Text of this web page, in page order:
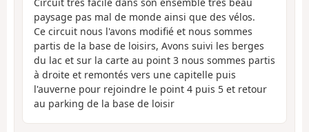
Circuit très facile dans son ensemble très beau
paysage pas mal de monde ainsi que des vélos.
Ce circuit nous l'avons modifié et nous sommes
partis de la base de loisirs, Avons suivi les berges
du lac et sur la carte au point 3 nous sommes partis
à droite et remontés vers une capitelle puis
l'auverne pour rejoindre le point 4 puis 5 et retour
au parking de la base de loisir